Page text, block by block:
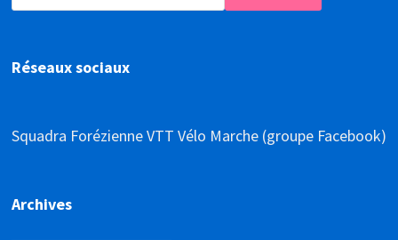
Réseaux sociaux
Squadra Forézienne VTT Vélo Marche (groupe Facebook)
Archives